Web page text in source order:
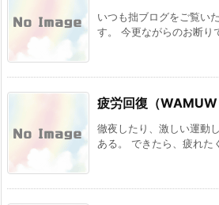
いつも拙ブログをご覧い
す。 今更ながらのお断り
疲労回復（WAMUW
徹夜したり、激しい運動
ある。 できたら、疲れた